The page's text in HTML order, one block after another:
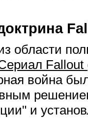
области
Fallout
война
и